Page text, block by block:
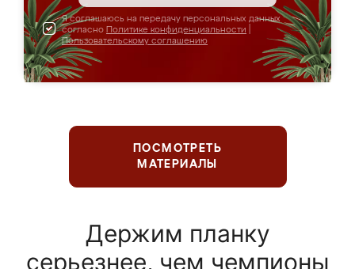
Я соглашаюсь на передачу персональных данных
согласно Политике конфиденциальности
Пользовательскому соглашению
ПОСМОТРЕТЬ
МАТЕРИАЛЫ
Держим планку
серьезнее, чем чемпионы